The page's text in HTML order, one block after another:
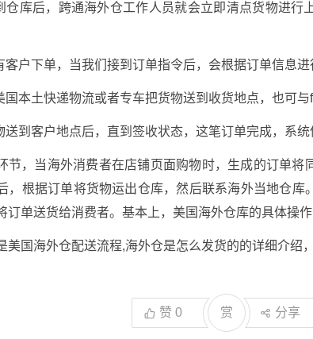
仓库后，跨通海外仓工作人员就会立即清点货物进行
客户下单，当我们接到订单指令后，会根据订单信息进
国本土快递物流或者专车把货物送到收货地点，也可与
送到客户地点后，直到签收状态，这笔订单完成，系统
节，当海外消费者在店铺页面购物时，生成的订单将
，根据订单将货物运出仓库，然后联系海外当地仓库
订单送货给消费者。基本上，美国海外仓库的具体操作
美国海外仓配送流程,海外仓是怎么发货的的详细介绍
赞 0 赏 分享